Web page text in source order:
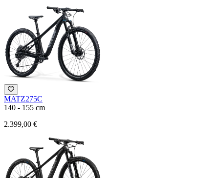
MATZ275C
140 - 155 cm
2.399,00 €